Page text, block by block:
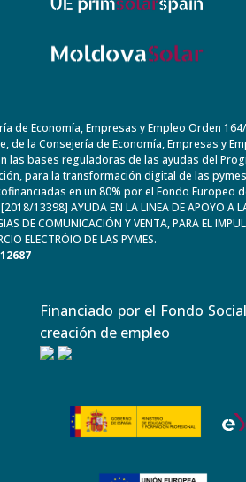
de Economía, Empresas y Empleo Orden
de la Consejería de Economía, Empresas y
las bases reguladoras de las ayudas del
para la transformación digital de las
en un 80% por el Fondo Europeo
13398] AYUDA EN LA LINEA DE APOYO A
DE COMUNICACIÓN Y VENTA, PARA EL
ELECTRÓIO DE LAS PYMES.
Financiado por el Fondo
creación de empleo